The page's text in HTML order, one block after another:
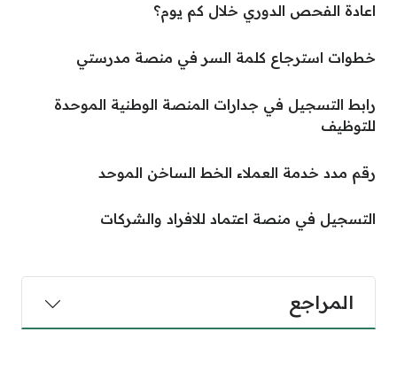
اعادة الفحص الدوري خلال كم يوم؟
خطوات استرجاع كلمة السر في منصة مدرستي
رابط التسجيل في جدارات المنصة الوطنية الموحدة
للتوظيف
رقم مدد خدمة العملاء الخط الساخن الموحد
التسجيل في منصة اعتماد للافراد والشركات
المراجع